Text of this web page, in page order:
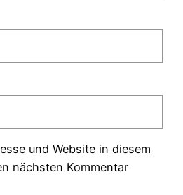
und Website in diesem
nächsten Kommentar